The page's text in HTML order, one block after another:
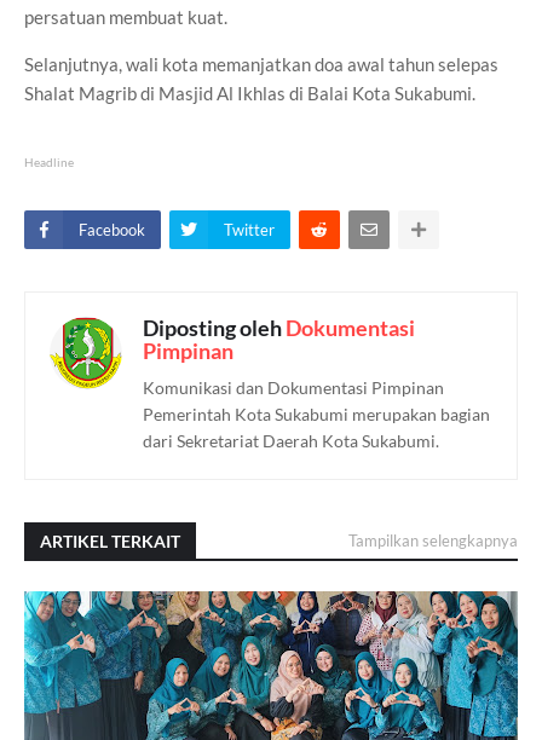
persatuan membuat kuat.
Selanjutnya, wali kota memanjatkan doa awal tahun selepas
Shalat Magrib di Masjid Al Ikhlas di Balai Kota Sukabumi.
Headline
Facebook Twitter
Diposting olehDokumentasi
Pimpinan
Komunikasi dan Dokumentasi Pimpinan
Pemerintah Kota Sukabumi merupakan bagian
dari Sekretariat Daerah Kota Sukabumi.
ARTIKEL TERKAIT Tampilkan selengkapnya